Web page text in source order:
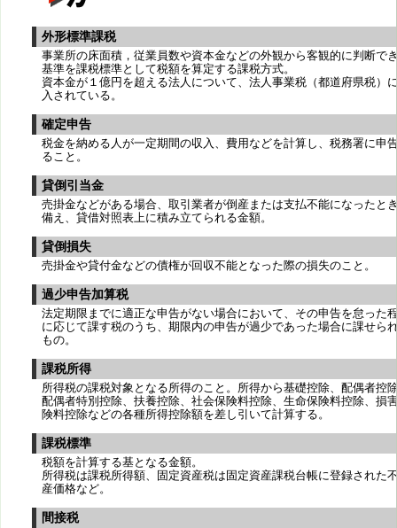
外形標準課税
事業所の床面積，従業員数や資本金などの外観から客観的に判断で
基準を課税標準として税額を算定する課税方式。
資本金が１億円を超える法人について、法人事業税（都道府県税）
入されている。
確定申告
税金を納める人が一定期間の収入、費用などを計算し、税務署に申
ること。
貸倒引当金
売掛金などがある場合、取引業者が倒産または支払不能になったと
備え、貸借対照表上に積み立てられる金額。
貸倒損失
売掛金や貸付金などの債権が回収不能となった際の損失のこと。
過少申告加算税
法定期限までに適正な申告がない場合において、その申告を怠った
に応じて課す税のうち、期限内の申告が過少であった場合に課せら
もの。
課税所得
所得税の課税対象となる所得のこと。所得から基礎控除、配偶者控
配偶者特別控除、扶養控除、社会保険料控除、生命保険料控除、損
険料控除などの各種所得控除額を差し引いて計算する。
課税標準
税額を計算する基となる金額。
所得税は課税所得額、固定資産税は固定資産課税台帳に登録された
産価格など。
間接税